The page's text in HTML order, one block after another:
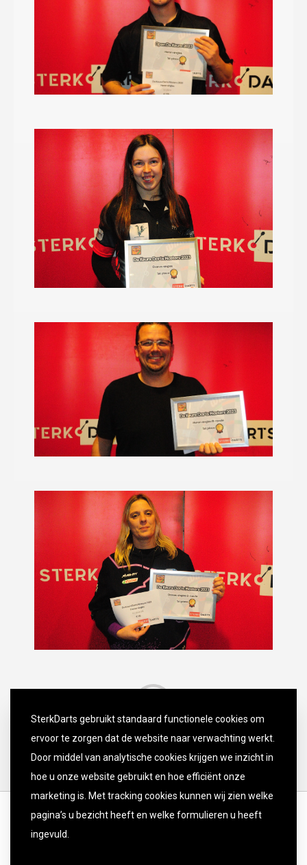
SterkDarts gebruikt standaard functionele cookies om
ervoor te zorgen dat de website naar verwachting werkt.
Door middel van analytische cookies krijgen we inzicht in
hoe u onze website gebruikt en hoe efficiënt onze
marketing is. Met tracking cookies kunnen wij zien welke
pagina’s u bezicht heeft en welke formulieren u heeft
ingevuld.